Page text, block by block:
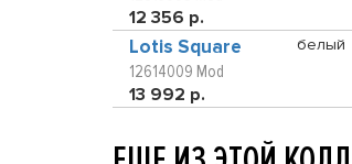
12 356 р.
Lotis Square
12614009 Mod
13 992 р.
белый